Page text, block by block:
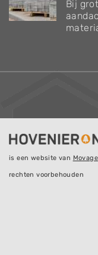
Bij
is een website van Movage
rechten voorbehouden